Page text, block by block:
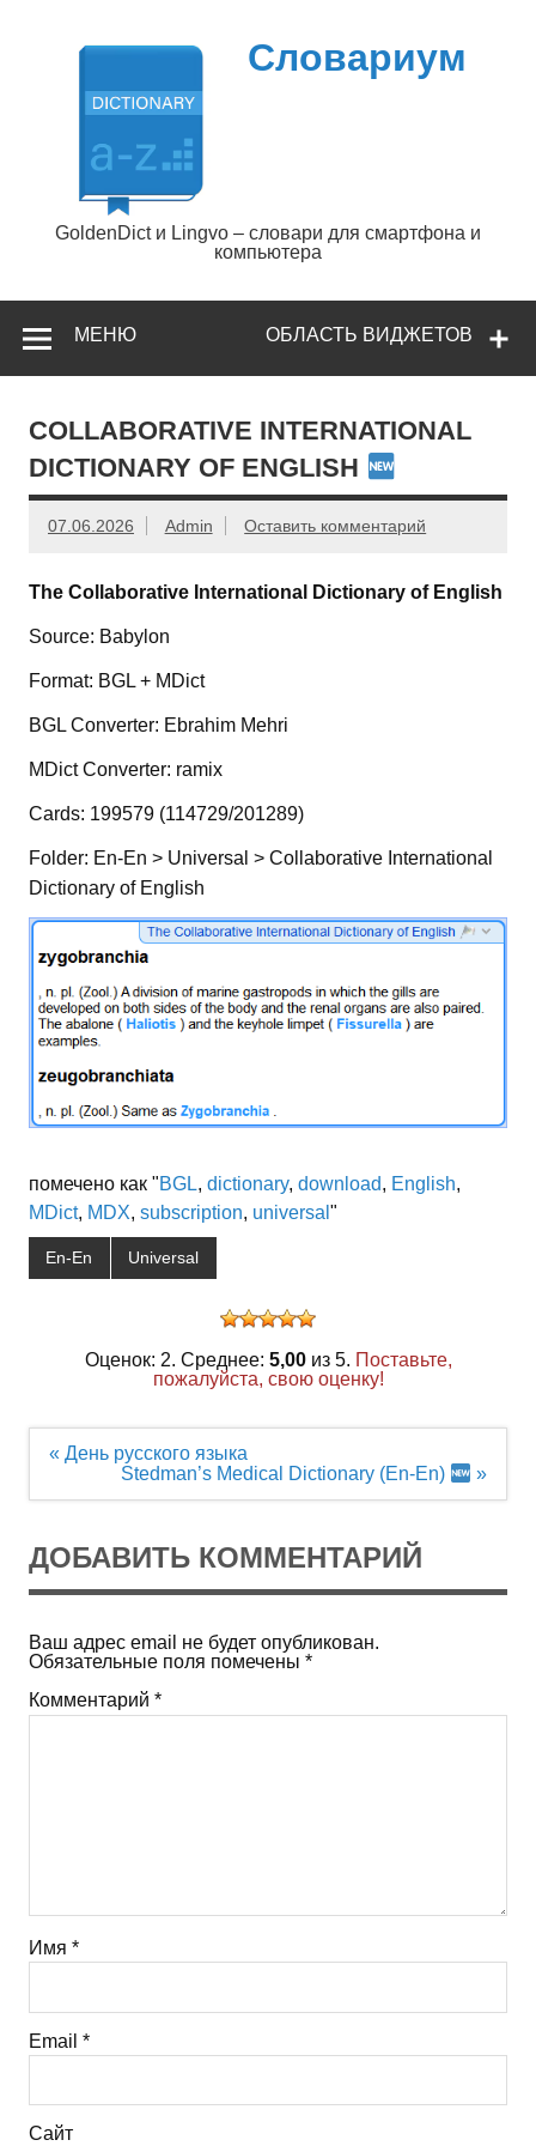
содержимому
Словариум
GoldenDict и Lingvo – словари для смартфона и
компьютера
ОБЛАСТЬ ВИДЖЕТОВ
МЕНЮ
COLLABORATIVE INTERNATIONAL
DICTIONARY OF ENGLISH
07.06.2026 Admin Оставить комментарий
The Collaborative International Dictionary of English
Source: Babylon
Format: BGL + MDict
BGL Converter: Ebrahim Mehri
MDict Converter: ramix
Cards: 199579 (114729/201289)
Folder: En-En > Universal > Collaborative International
Dictionary of English
помечено как "BGL, dictionary, download, English,
MDict, MDX, subscription, universal "
En-En Universal
Оценок: 2. Среднее: 5,00из 5. Поставьте,
пожалуйста, свою оценку!
Навигация
« День русского языка
Stedman’s Medical Dictionary (En-En)
»
ДОБАВИТЬ КОММЕНТАРИЙ
Ваш адрес email не будет опубликован.
Обязательные поля помечены *
Комментарий *
Имя *
Email *
Сайт